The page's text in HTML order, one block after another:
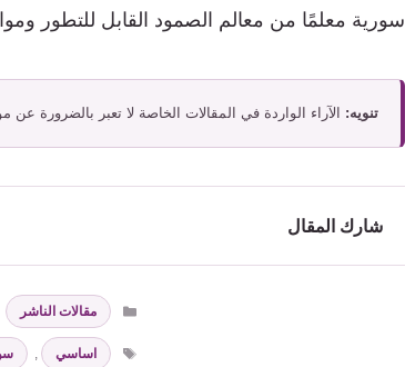
سورية معلمًا من معالم الصمود القابل للتطور
تنويه: الآراء الواردة في المقالات الخاصة لا تعبر بالضرورة عن
شارك المقال
التصنيفات
مقالات الناشر
الوسوم
اساسي ,